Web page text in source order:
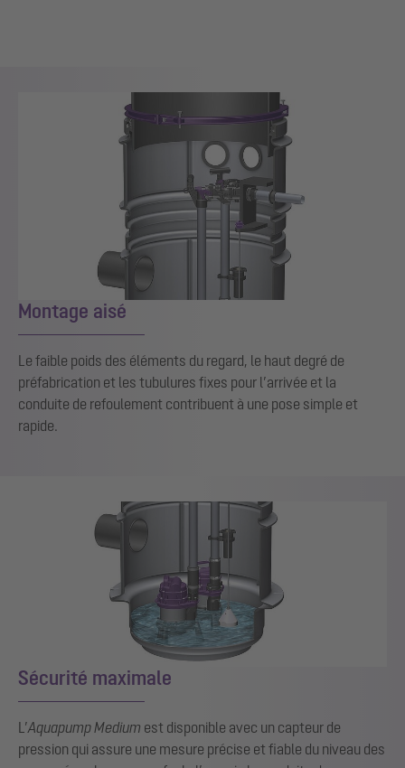
Montage aisé
Le faible poids des éléments du regard, le haut degré de
préfabrication et les tubulures fixes pour l’arrivée et la
conduite de refoulement contribuent à une pose simple et
rapide.
Sécurité maximale
L’Aquapump Medium est disponible avec un capteur de
pression qui assure une mesure précise et fiable du niveau des